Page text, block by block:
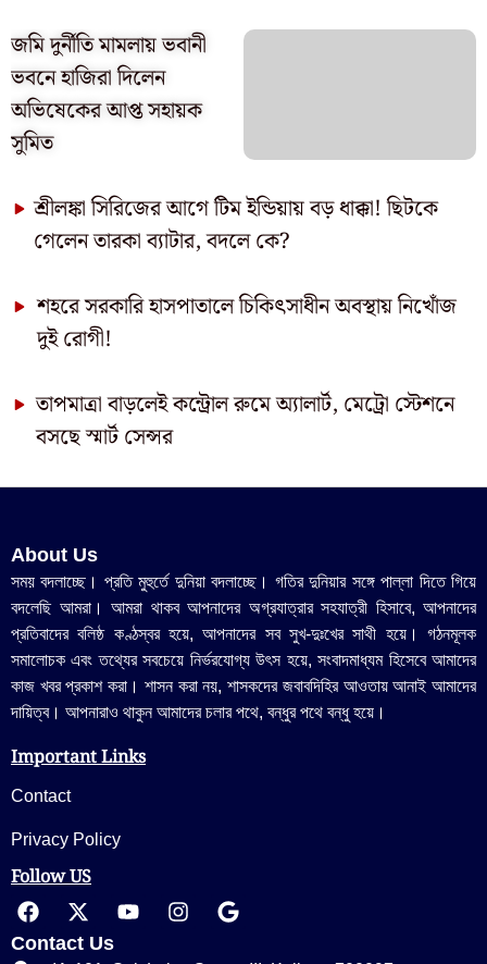
জমি দুর্নীতি মামলায় ভবানী
ভবনে হাজিরা দিলেন
অভিষেকের আপ্ত সহায়ক
সুমিত
শ্রীলঙ্কা সিরিজের আগে টিম ইন্ডিয়ায় বড় ধাক্কা! ছিটকে
গেলেন তারকা ব্যাটার, বদলে কে?
শহরে সরকারি হাসপাতালে চিকিৎসাধীন অবস্থায় নিখোঁজ
দুই রোগী!
তাপমাত্রা বাড়লেই কন্ট্রোল রুমে অ্যালার্ট, মেট্রো স্টেশনে
বসছে স্মার্ট সেন্সর
About Us
সময় বদলাচ্ছে। প্রতি মুহুর্তে দুনিয়া বদলাচ্ছে। গতির দুনিয়ার সঙ্গে পাল্লা দিতে গিয়ে
বদলেছি আমরা। আমরা থাকব আপনাদের অগ্রযাত্রার সহযাত্রী হিসাবে, আপনাদের
প্রতিবাদের বলিষ্ঠ কণ্ঠস্বর হয়ে, আপনাদের সব সুখ-দুঃখের সাথী হয়ে। গঠনমূলক
সমালোচক এবং তথ্যের সবচেয়ে নির্ভরযোগ্য উ‍ৎস হয়ে, সংবাদমাধ্যম হিসেবে আমাদের
কাজ খবর প্রকাশ করা। শাসন করা নয়, শাসকদের জবাবদিহির আওতায় আনাই আমাদের
দায়িত্ব। আপনারাও থাকুন আমাদের চলার পথে, বন্ধুর পথে বন্ধু হয়ে।
Important Links
Contact
Privacy Policy
Follow US
Contact Us